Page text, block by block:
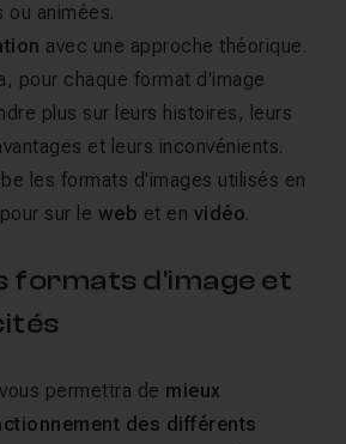
animées.
avec une approche théorique.
pour chaque format d'image
plus sur leurs histoires, leurs
et leurs inconvénients.
les formats d'images utilisés en
sur le web et en vidéo.
formats d'image et
vous permettra de mieux
des différents